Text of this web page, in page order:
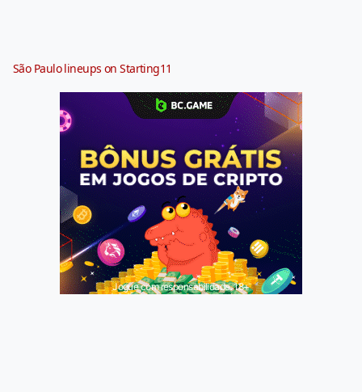
São Paulo lineups on Starting11
Jogue com responsabilidade. 18+